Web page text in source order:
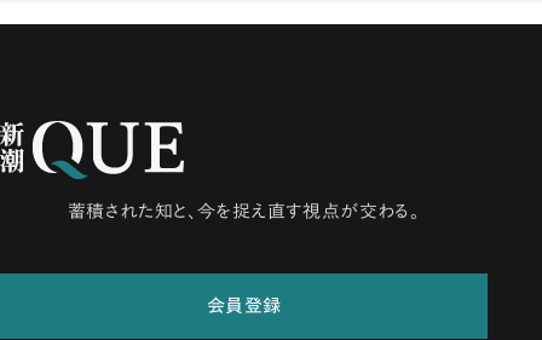
蓄積された知と、今を捉え直す視点が交わる。
会員登録